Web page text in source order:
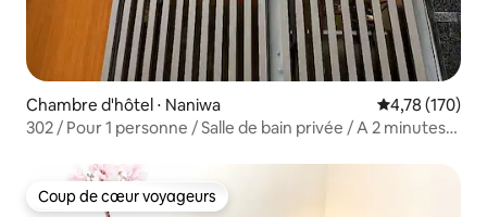
Chambre d'hôtel ⋅ Naniwa Évaluation
4,78 (170)
302 / Pour 1 personne / Salle de bain privée / A 2 minutes
/ A 50 minutes de l'aéroport du Kansai / Orange
Coup de cœur voyageurs
Coup de cœur voyageurs